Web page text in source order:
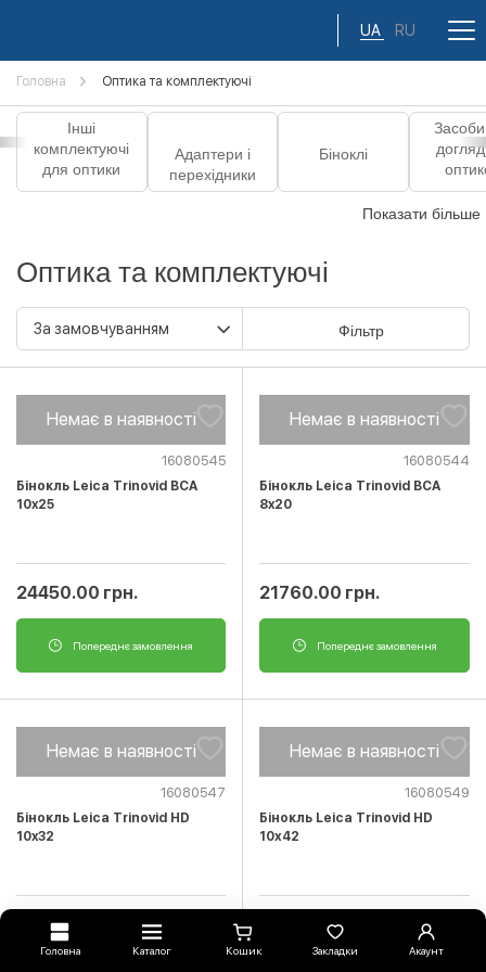
UA RU
Головна Оптика та комплектуючі
Інші
комплектуючі
для оптики
Адаптери і
перехідники
Біноклі
Показати більше
Оптика та комплектуючі
Фільтр
Немає в наявності
16080545
Бінокль Leica Trinovid BCA
10x25
24450.00 грн.
Попереднє замовлення
Немає в наявності
16080544
Бінокль Leica Trinovid BCA
8x20
21760.00 грн.
Попереднє замовлення
Немає в наявності
16080547
Бінокль Leica Trinovid HD
10x32
49100.00 грн.
Немає в наявності
16080549
Бінокль Leica Trinovid HD
10х42
51750.00 грн.
Головна Каталог Кошик Закладки Акаунт